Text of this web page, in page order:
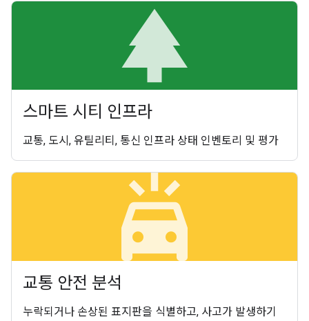
스마트 시티 인프라
교통, 도시, 유틸리티, 통신 인프라 상태 인벤토리 및 평가
minor_crash
교통 안전 분석
누락되거나 손상된 표지판을 식별하고, 사고가 발생하기